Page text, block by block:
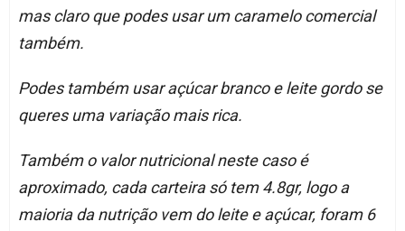
mas claro que podes usar um caramelo comercial
também.
Podes também usar açúcar branco e leite gordo se
queres uma variação mais rica.
Também o valor nutricional neste caso é
aproximado, cada carteira só tem 4.8gr, logo a
maioria da nutrição vem do leite e açúcar, foram 6